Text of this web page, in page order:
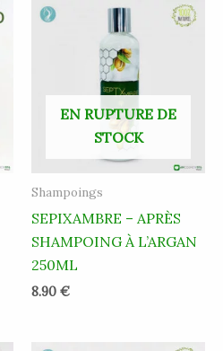
EN RUPTURE DE
STOCK
Shampoings
SEPIXAMBRE – APRÈS
SHAMPOING À L’ARGAN
250ML
8.90 €